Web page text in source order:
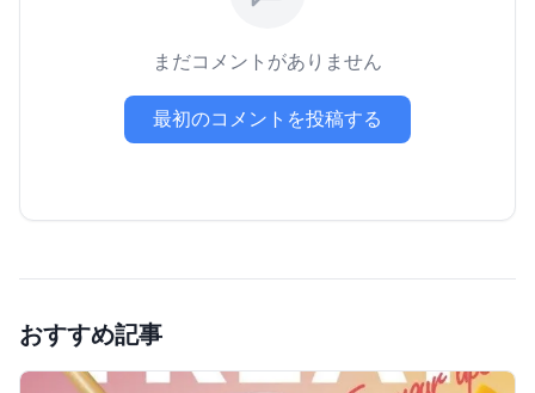
まだコメントがありません
最初のコメントを投稿する
おすすめ記事